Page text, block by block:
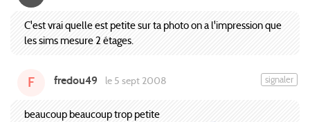
C'est vrai quelle est petite sur ta photo on a l'impression que
les sims mesure 2 étages.
F fredou49 le 5 sept 2008 signaler
beaucoup beaucoup trop petite